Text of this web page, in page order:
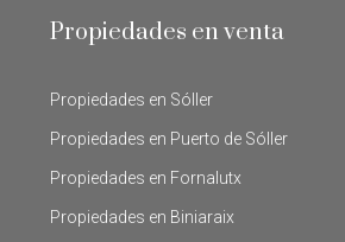
Propiedades en venta
Propiedades en Sóller
Propiedades en Puerto de Sóller
Propiedades en Fornalutx
Propiedades en Biniaraix